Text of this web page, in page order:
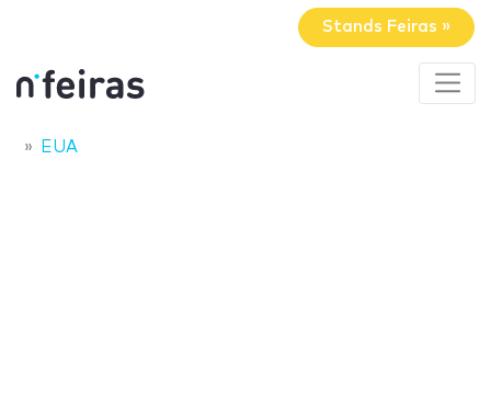
Stands Feiras »
EUA